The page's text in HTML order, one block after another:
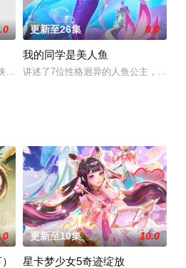
平衡，神、妖两界紧急启动救世计划，
恋爱萌宠动画《仙宠奶凶》，原作为知名
更新至26集 9.0
我的同学是美人鱼
讲述了7位性格迥异的人鱼公主，第一
更新至10集 10.0
星卡梦少女5奇迹绽放